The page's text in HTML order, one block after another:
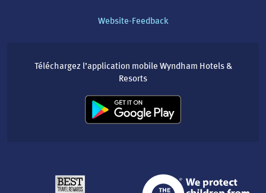
Website-Feedback
Téléchargez l’application mobile Wyndham Hotels &
Resorts